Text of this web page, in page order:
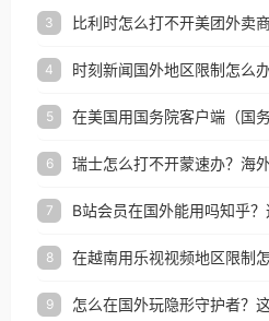
3
4
5
6
7
8
9